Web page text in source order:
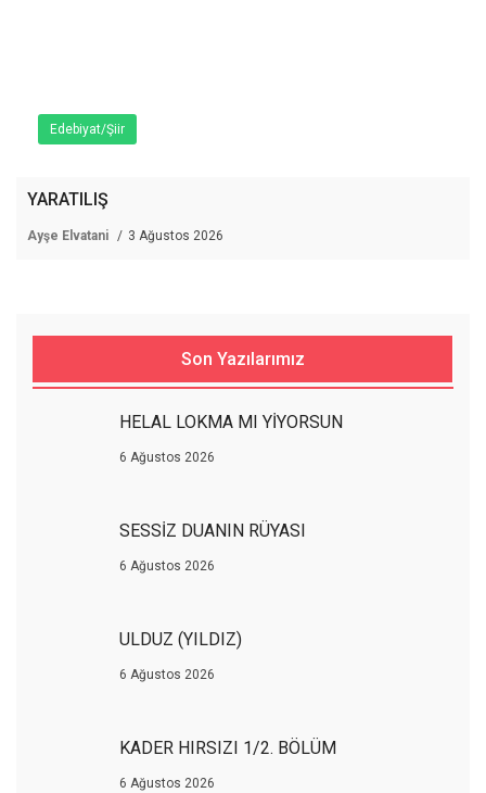
Edebiyat/Şiir
YARATILIŞ
Ayşe Elvatani 3 Ağustos 2026
Son Yazılarımız
HELAL LOKMA MI YİYORSUN
6 Ağustos 2026
SESSİZ DUANIN RÜYASI
6 Ağustos 2026
ULDUZ (YILDIZ)
6 Ağustos 2026
KADER HIRSIZI 1/2. BÖLÜM
6 Ağustos 2026